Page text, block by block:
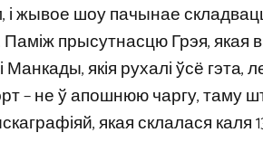
жывое шоу пачынае
прысутнасцю Грэя, якая
Манкады, якія рухалі ўсё
– не ў апошнюю чаргу, таму
якая склалася каля